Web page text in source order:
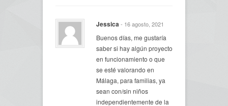
Jessica- 16 agosto, 2021
Buenos días, me gustaría
saber si hay algún proyecto
en funcionamiento o que
se esté valorando en
Málaga, para familias, ya
sean con/sin niños
independientemente de la